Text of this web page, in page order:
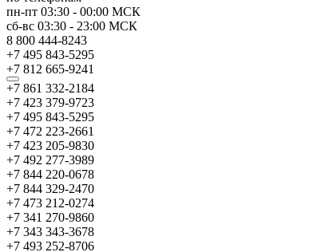
пн-пт 03:30 - 00:00 МСК
сб-вс 03:30 - 23:00 МСК
8 800 444-8243
+7 495 843-5295
+7 812 665-9241
+7 861 332-2184
+7 423 379-9723
+7 495 843-5295
+7 472 223-2661
+7 423 205-9830
+7 492 277-3989
+7 844 220-0678
+7 844 329-2470
+7 473 212-0274
+7 341 270-9860
+7 343 343-3678
+7 493 252-8706